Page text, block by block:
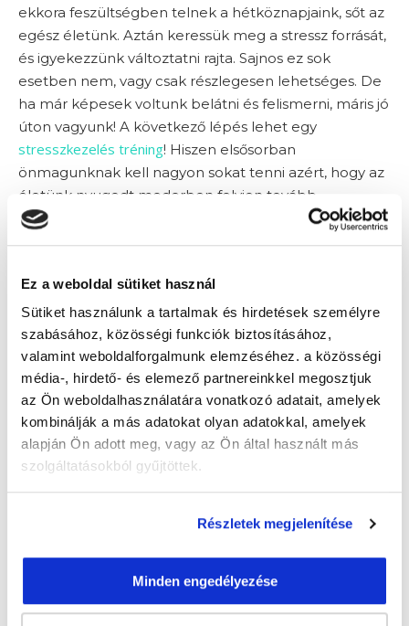
Ez a weboldal sütiket használ
Sütiket használunk a tartalmak és hirdetések személyre
szabásához, közösségi funkciók biztosításához,
valamint weboldalforgalmunk elemzéséhez. a közösségi
média-, hirdető- és elemező partnereinkkel megosztjuk
az Ön weboldalhasználatára vonatkozó adatait, amelyek
kombinálják a más adatokat olyan adatokkal, amelyek
alapján Ön adott meg, vagy az Ön által használt más
szolgáltatásokból gyűjtöttek.
Részletek megjelenítése
Minden engedélyezése
ekkora feszültségben telnek a hétköznapjaink, sőt az
egész életünk. Aztán keressük meg a stressz forrását,
és igyekezzünk változtatni rajta. Sajnos ez sok
esetben nem, vagy csak részlegesen lehetséges. De
ha már képesek voltunk belátni és felismerni, máris jó
úton vagyunk! A következő lépés lehet egy
stresszkezelés tréning! Hiszen elsősorban
önmagunknak kell nagyon sokat tenni azért, hogy az
életünk nyugodt mederben folyjon tovább.
Az elhatározás hozza
meg a várt változást!
Ahhoz, hogy tudd kezelni a stresszt, a te
elhatározásodra van a legnagyobb szükséged. Mert
dolgozhat veled bármilyen szakember, ha te
elzárkózol, ha nem tudod el- és befogadni a
tanácsait.
Van, akinek ez a legnehezebb része. Főleg, ha úgy
egyik legjobb megoldás a mozgás, de nem a
versenysport, csak a hobbi szintű! Kezdj el mozogni,